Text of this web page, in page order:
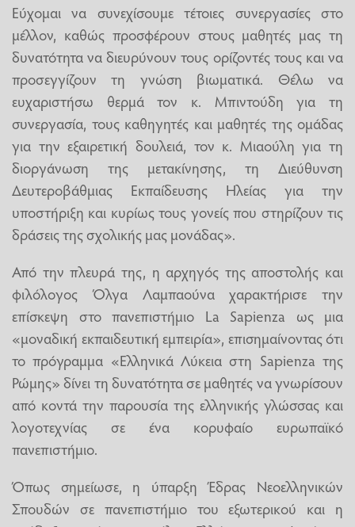
Εύχομαι να συνεχίσουμε τέτοιες συνεργασίες στο
μέλλον, καθώς προσφέρουν στους μαθητές μας τη
δυνατότητα να διευρύνουν τους ορίζοντές τους και να
προσεγγίζουν τη γνώση βιωματικά. Θέλω να
ευχαριστήσω θερμά τον κ. Μπιντούδη για τη
συνεργασία, τους καθηγητές και μαθητές της ομάδας
για την εξαιρετική δουλειά, τον κ. Μιαούλη για τη
διοργάνωση της μετακίνησης, τη Διεύθυνση
Δευτεροβάθμιας Εκπαίδευσης Ηλείας για την
υποστήριξη και κυρίως τους γονείς που στηρίζουν τις
δράσεις της σχολικής μας μονάδας».
Από την πλευρά της, η αρχηγός της αποστολής και
φιλόλογος Όλγα Λαμπαούνα χαρακτήρισε την
επίσκεψη στο πανεπιστήμιο La Sapienza ως μια
«μοναδική εκπαιδευτική εμπειρία», επισημαίνοντας ότι
το πρόγραμμα «Ελληνικά Λύκεια στη Sapienza της
Ρώμης» δίνει τη δυνατότητα σε μαθητές να γνωρίσουν
από κοντά την παρουσία της ελληνικής γλώσσας και
λογοτεχνίας σε ένα κορυφαίο ευρωπαϊκό
πανεπιστήμιο.
Όπως σημείωσε, η ύπαρξη Έδρας Νεοελληνικών
Σπουδών σε πανεπιστήμιο του εξωτερικού και η